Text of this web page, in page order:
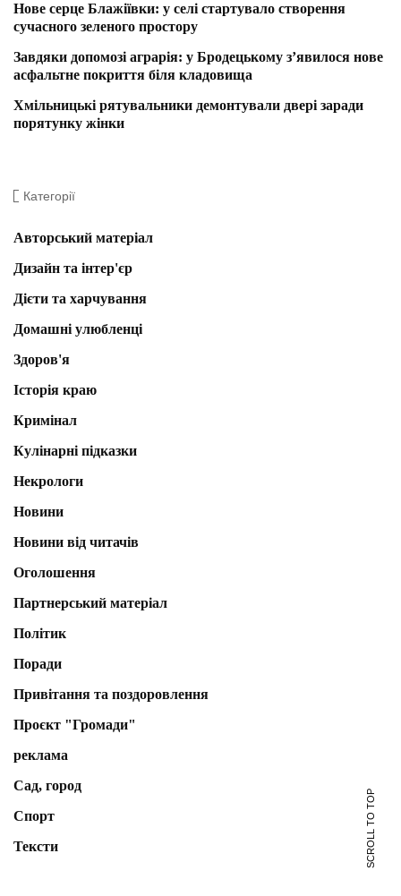
Нове серце Блажіївки: у селі стартувало створення
сучасного зеленого простору
Завдяки допомозі аграрія: у Бродецькому з’явилося нове
асфальтне покриття біля кладовища
Хмільницькі рятувальники демонтували двері заради
порятунку жінки
Категорії
Авторський матеріал
Дизайн та інтер'єр
Дієти та харчування
Домашні улюбленці
Здоров'я
Історія краю
Кримінал
Кулінарні підказки
Некрологи
Новини
Новини від читачів
Оголошення
Партнерський матеріал
Політик
Поради
Привітання та поздоровлення
Проєкт "Громади"
реклама
Сад, город
Спорт
Тексти
SCROLL TO TOP